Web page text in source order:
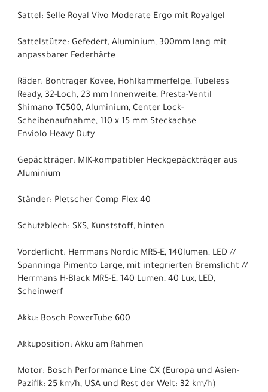
Sattel: Selle Royal Vivo Moderate Ergo mit Royalgel
Sattelstütze: Gefedert, Aluminium, 300mm lang mit
anpassbarer Federhärte
Räder: Bontrager Kovee, Hohlkammerfelge, Tubeless
Ready, 32-Loch, 23 mm Innenweite, Presta-Ventil
Shimano TC500, Aluminium, Center Lock-
Scheibenaufnahme, 110 x 15 mm Steckachse
Enviolo Heavy Duty
Gepäckträger: MIK-kompatibler Heckgepäckträger aus
Aluminium
Ständer: Pletscher Comp Flex 40
Schutzblech: SKS, Kunststoff, hinten
Vorderlicht: Herrmans Nordic MR5-E, 140lumen, LED //
Spanninga Pimento Large, mit integrierten Bremslicht //
Herrmans H-Black MR5-E, 140 Lumen, 40 Lux, LED,
Scheinwerf
Akku: Bosch PowerTube 600
Akkuposition: Akku am Rahmen
Motor: Bosch Performance Line CX (Europa und Asien-
Pazifik: 25 km/h, USA und Rest der Welt: 32 km/h)